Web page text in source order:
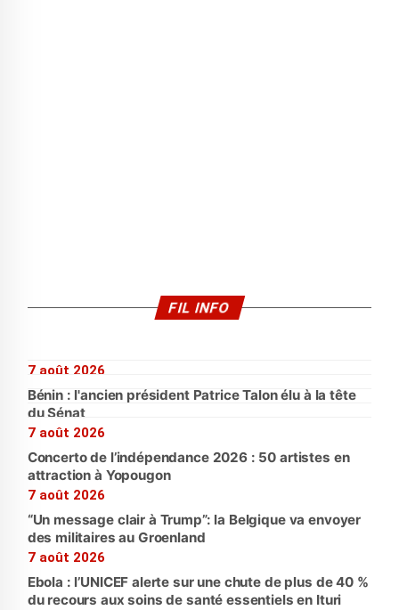
FIL INFO
7 août 2026
Bénin : l'ancien président Patrice Talon élu à la tête
du Sénat
7 août 2026
Concerto de l’indépendance 2026 : 50 artistes en
attraction à Yopougon
7 août 2026
“Un message clair à Trump”: la Belgique va envoyer
des militaires au Groenland
7 août 2026
Ebola : l’UNICEF alerte sur une chute de plus de 40 %
du recours aux soins de santé essentiels en Ituri